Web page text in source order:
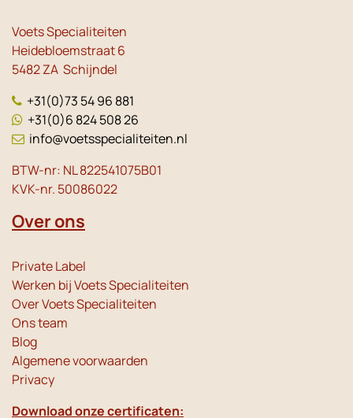
Voets Specialiteiten
Heidebloemstraat 6
5482 ZA Schijndel
+31(0)73 54 96 881
+31(0)6 824 508 26
info@voetsspecialiteiten.nl
BTW-nr: NL 822541075B01
KVK-nr. 50086022
Over ons
Private Label
Werken bij Voets Specialiteiten
Over Voets Specialiteiten
Ons team
Blog
Algemene voorwaarden
Privacy
Download onze certificaten: